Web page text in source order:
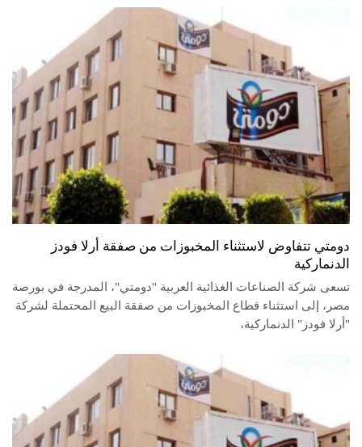
دومتي تتفاوض لاستثناء المخبوزات من صفقة أرلا فودز
الدنماركية
تسعى شركة الصناعات الغذائية العربية "دومتي"، المدرجة في بورصة
مصر، إلى استثناء قطاع المخبوزات من صفقة البيع المحتملة لشركة
"أرلا فودز" الدنماركية،